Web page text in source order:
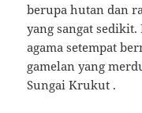
berupa hutan dan
yang sangat
agama setempat
gamelan yang
Sungai Krukut .